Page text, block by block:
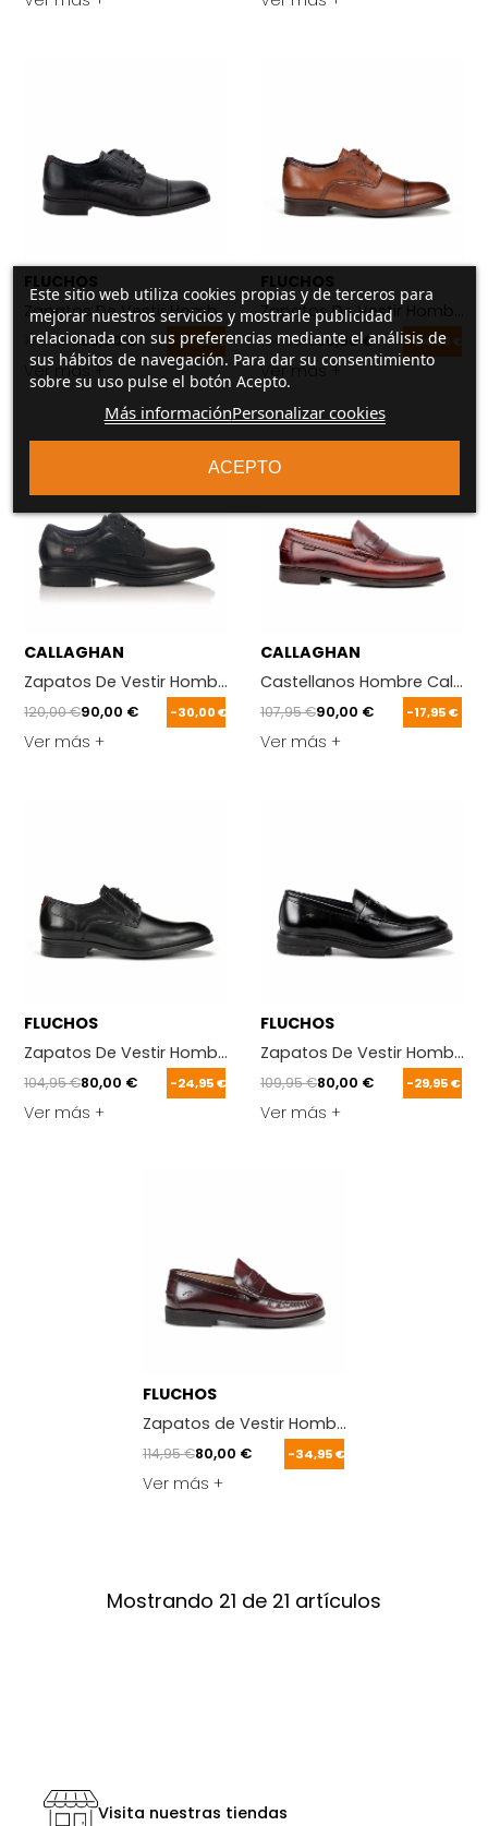
FLUCHOS
Zapatos De Vestir Hombre Fluchos Asgard F1885 Negro
104,95 €80,00 € -24,95 €
Ver más +
FLUCHOS
Zapatos De Vestir Hombre
104,95 €80,00 € -24,95 €
Ver más +
CALLAGHAN
Zapatos De Vestir Hombre Callaghan 89403 Cedron Negro
120,00 €90,00 € -30,00 €
Ver más +
CALLAGHAN
Castellanos Hombre
107,95 €90,00 € -17,95 €
Ver más +
FLUCHOS
Zapatos De Vestir Hombre Fluchos F1887 Negro
104,95 €80,00 € -24,95 €
Ver más +
FLUCHOS
Zapatos De Vestir Hombre
109,95 €80,00 € -29,95 €
Ver más +
FLUCHOS
Zapatos de Vestir Hombre Fluchos F0047
114,95 €80,00 € -34,95 €
Ver más +
Mostrando 21 de 21 artículos
Visita nuestras tiendas
Este sitio web utiliza cookies propias y de terceros para
mejorar nuestros servicios y mostrarle publicidad
relacionada con sus preferencias mediante el análisis de
sus hábitos de navegación. Para dar su consentimiento
sobre su uso pulse el botón Acepto.
Más informaciónPersonalizar cookies
ACEPTO